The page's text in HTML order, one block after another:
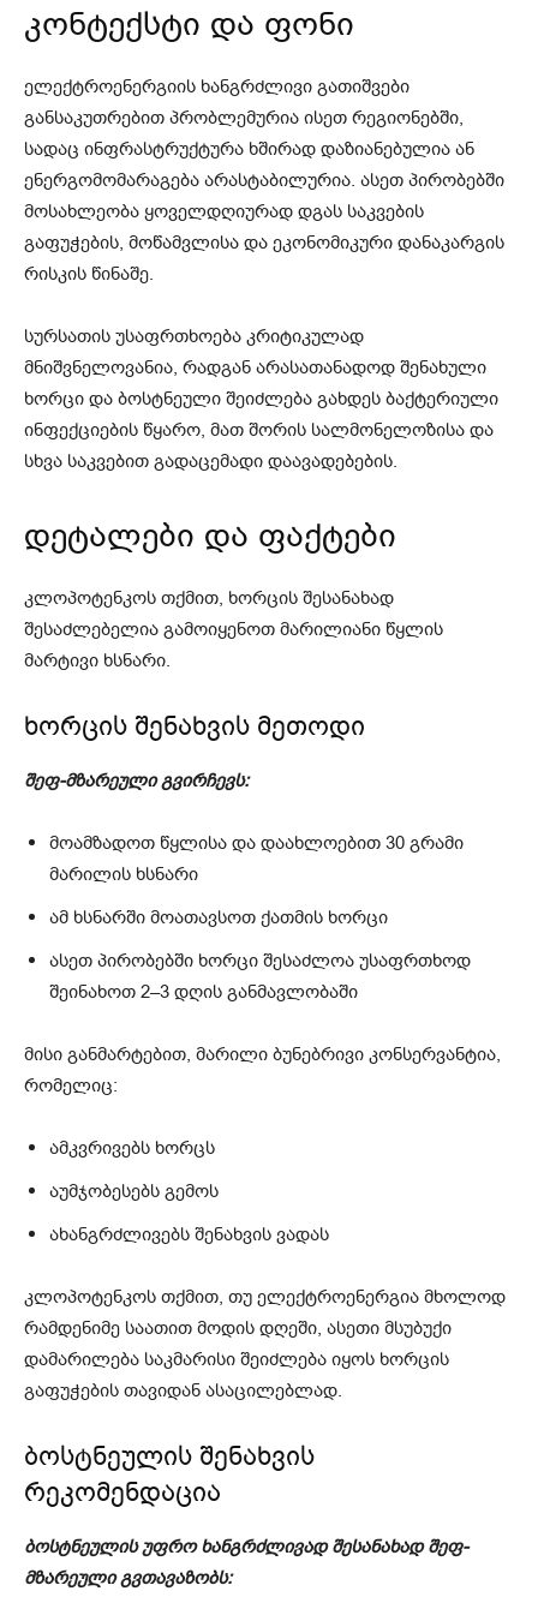
კონტექსტი და ფონი
ელექტროენერგიის ხანგრძლივი გათიშვები
განსაკუთრებით პრობლემურია ისეთ რეგიონებში,
სადაც ინფრასტრუქტურა ხშირად დაზიანებულია ან
ენერგომომარაგება არასტაბილურია. ასეთ პირობებში
მოსახლეობა ყოველდღიურად დგას საკვების
გაფუჭების, მოწამვლისა და ეკონომიკური დანაკარგის
რისკის წინაშე.
სურსათის უსაფრთხოება კრიტიკულად
მნიშვნელოვანია, რადგან არასათანადოდ შენახული
ხორცი და ბოსტნეული შეიძლება გახდეს ბაქტერიული
ინფექციების წყარო, მათ შორის სალმონელოზისა და
სხვა საკვებით გადაცემადი დაავადებების.
დეტალები და ფაქტები
კლოპოტენკოს თქმით, ხორცის შესანახად
შესაძლებელია გამოიყენოთ მარილიანი წყლის
მარტივი ხსნარი.
ხორცის შენახვის მეთოდი
შეფ-მზარეული გვირჩევს:
მოამზადოთ წყლისა და დაახლოებით 30 გრამი
მარილის ხსნარი
ამ ხსნარში მოათავსოთ ქათმის ხორცი
ასეთ პირობებში ხორცი შესაძლოა უსაფრთხოდ
შეინახოთ 2–3 დღის განმავლობაში
მისი განმარტებით, მარილი ბუნებრივი კონსერვანტია,
რომელიც:
ამკვრივებს ხორცს
აუმჯობესებს გემოს
ახანგრძლივებს შენახვის ვადას
კლოპოტენკოს თქმით, თუ ელექტროენერგია მხოლოდ
რამდენიმე საათით მოდის დღეში, ასეთი მსუბუქი
დამარილება საკმარისი შეიძლება იყოს ხორცის
გაფუჭების თავიდან ასაცილებლად.
ბოსტნეულის შენახვის
რეკომენდაცია
ბოსტნეულის უფრო ხანგრძლივად შესანახად შეფ-
მზარეული გვთავაზობს: